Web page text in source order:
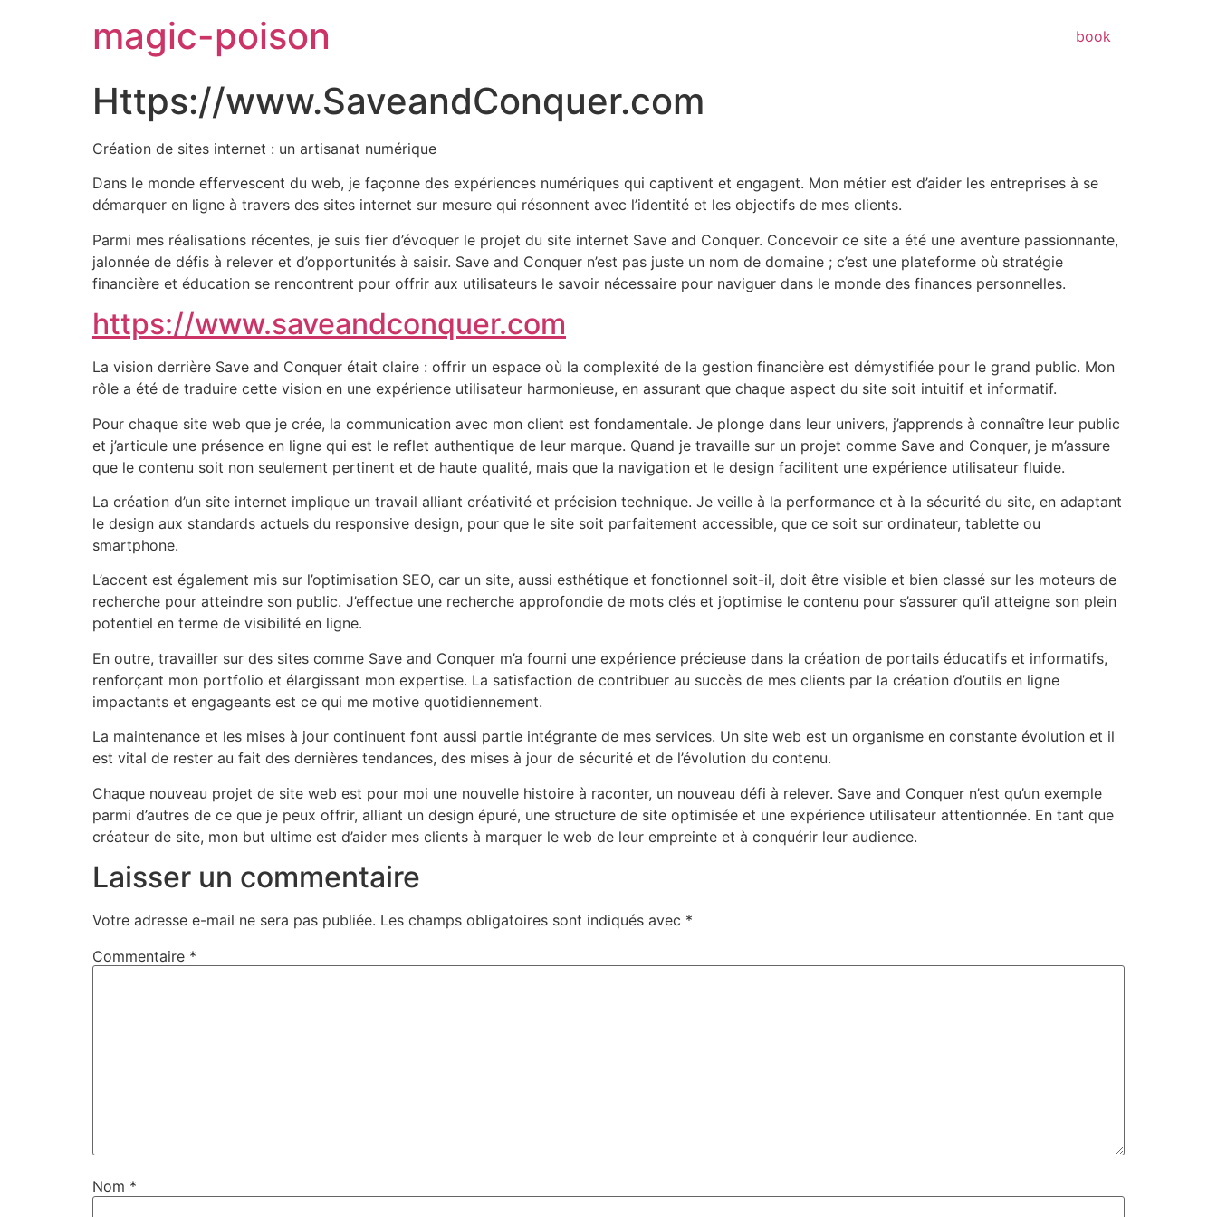
magic-poison book
Https://www.SaveandConquer.com
Création de sites internet : un artisanat numérique
Dans le monde effervescent du web, je façonne des expériences numériques qui captivent et engagent. Mon métier est d’aider les entreprises à se
démarquer en ligne à travers des sites internet sur mesure qui résonnent avec l’identité et les objectifs de mes clients.
Parmi mes réalisations récentes, je suis fier d’évoquer le projet du site internet Save and Conquer. Concevoir ce site a été une aventure passionnante,
jalonnée de défis à relever et d’opportunités à saisir. Save and Conquer n’est pas juste un nom de domaine ; c’est une plateforme où stratégie
financière et éducation se rencontrent pour offrir aux utilisateurs le savoir nécessaire pour naviguer dans le monde des finances personnelles.
https://www.saveandconquer.com
La vision derrière Save and Conquer était claire : offrir un espace où la complexité de la gestion financière est démystifiée pour le grand public. Mon
rôle a été de traduire cette vision en une expérience utilisateur harmonieuse, en assurant que chaque aspect du site soit intuitif et informatif.
Pour chaque site web que je crée, la communication avec mon client est fondamentale. Je plonge dans leur univers, j’apprends à connaître leur public
et j’articule une présence en ligne qui est le reflet authentique de leur marque. Quand je travaille sur un projet comme Save and Conquer, je m’assure
que le contenu soit non seulement pertinent et de haute qualité, mais que la navigation et le design facilitent une expérience utilisateur fluide.
La création d’un site internet implique un travail alliant créativité et précision technique. Je veille à la performance et à la sécurité du site, en adaptant
le design aux standards actuels du responsive design, pour que le site soit parfaitement accessible, que ce soit sur ordinateur, tablette ou
smartphone.
L’accent est également mis sur l’optimisation SEO, car un site, aussi esthétique et fonctionnel soit-il, doit être visible et bien classé sur les moteurs de
recherche pour atteindre son public. J’effectue une recherche approfondie de mots clés et j’optimise le contenu pour s’assurer qu’il atteigne son plein
potentiel en terme de visibilité en ligne.
En outre, travailler sur des sites comme Save and Conquer m’a fourni une expérience précieuse dans la création de portails éducatifs et informatifs,
renforçant mon portfolio et élargissant mon expertise. La satisfaction de contribuer au succès de mes clients par la création d’outils en ligne
impactants et engageants est ce qui me motive quotidiennement.
La maintenance et les mises à jour continuent font aussi partie intégrante de mes services. Un site web est un organisme en constante évolution et il
est vital de rester au fait des dernières tendances, des mises à jour de sécurité et de l’évolution du contenu.
Chaque nouveau projet de site web est pour moi une nouvelle histoire à raconter, un nouveau défi à relever. Save and Conquer n’est qu’un exemple
parmi d’autres de ce que je peux offrir, alliant un design épuré, une structure de site optimisée et une expérience utilisateur attentionnée. En tant que
créateur de site, mon but ultime est d’aider mes clients à marquer le web de leur empreinte et à conquérir leur audience.
Laisser un commentaire
Votre adresse e-mail ne sera pas publiée. Les champs obligatoires sont indiqués avec *
Commentaire *
Nom *